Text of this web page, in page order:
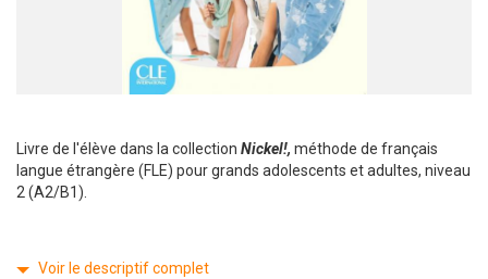
Livre de l'élève dans la collection Nickel!, méthode de français
langue étrangère (FLE) pour grands adolescents et adultes, niveau
2 (A2/B1).
Voir le descriptif complet